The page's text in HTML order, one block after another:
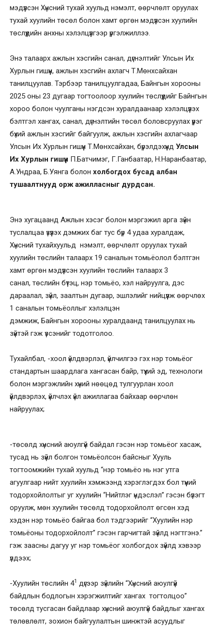
мэдүүлсэн Хүнсний тухай хуульд нэмэлт, өөрчлөлт оруулах
тухай хуулийн төсөл болон хамт өргөн мэдүүлсэн хуулийн
төслүүдийн анхны хэлэлцүүлгээр үргэлжиллээ.
Энэ талаарх ажлын хэсгийн санал, дүгнэлтийг Улсын Их
Хурлын гишүүн, ажлын хэсгийн ахлагч Т.Мөнхсайхан
танилцуулав. Тэрбээр танилцуулгадаа, Байнгын хорооны
2025 оны 23 дугаар тогтоолоор хуулийн төслүүдийг Байнгын
хороо болон чуулганы нэгдсэн хуралдаанаар хэлэлцүүлэх
бэлтгэл хангах, санал, дүгнэлтийн төсөл боловсруулах үүрэг
бүхий ажлын хэсгийг байгуулж, ажлын хэсгийн ахлагчаар
Улсын Их Хурлын гишүүн Т.Мөнхсайхан, бүрэлдэхүүнд Улсын
Их Хурлын гишүүн П.Батчимэг, Г.Ганбаатар, Н.Наранбаатар,
А.Ундраа, Б.Уянга болон холбогдох бусад албан
тушаалтнууд орж ажилласныг дурдсан.
Энэ хугацаанд Ажлын хэсэг болон мэргэжил арга зүйн
туслалцаа үзүүлэх дэмжих баг тус бүр 4 удаа хуралдаж,
Хүнсний тухайхуульд нэмэлт, өөрчлөлт оруулах тухай
хуулийн төслийн талаарх 19 саналын томьёолол бэлтгэн
хамт өргөн мэдүүлсэн хуулийн төслийн талаарх 3
санал, төслийн бүтэц, нэр томьёо, хэл найруулга, дэс
дараалал, зүйл, заалтын дугаар, эшлэлийг нийцүүлж өөрчлөх
1 саналын томьёоллыг хэлэлцэн
дэмжиж, Байнгын хорооны хуралдаанд танилцуулах нь
зүйтэй гэж үзсэнийг тодотголоо.
Тухайлбал, -хоол үйлдвэрлэл, үйлчилгээ гэх нэр томьёог
стандартын шаардлага хангасан байр, түүхий эд, технологи
болон мэргэжлийн хүний нөөцөд тулгуурлан хоол
үйлдвэрлэх, үйлчлэх үйл ажиллагаа байхаар өөрчлөн
найруулах;
-төсөлд хүнсний аюулгүй байдал гэсэн нэр томьёог хасаж,
тусад нь зүйл болгон томьёолсон байсныг Хууль
тогтоомжийн тухай хуульд “нэр томьёо нь нэг утга
агуулгаар нийт хуулийн хэмжээнд хэрэглэгдэх бол түүний
тодорхойлолтыг уг хуулийн “Нийтлэг үндэслэл” гэсэн бүлэгт
оруулж, мөн хуулийн төсөлд тодорхойлолт өгсөн хэд
хэдэн нэр томьёо байгаа бол тэдгээрийг “Хуулийн нэр
томьёоны тодорхойлолт” гэсэн гарчигтай зүйлд нэгтгэнэ.”
гэж заасны дагуу уг нэр томьёог холбогдох зүйлд хэвээр
үлдээх;
-Хуулийн төслийн 41 дүгээр зүйлийн “Хүнсний аюулгүй
байдлын бодлогын хэрэгжилтийг хангах тогтолцоо”
төсөлд тусгасан байдлаар хүнсний аюулгүй байдлыг хангах
төлөвлөлт, зохион байгуулалтын шинжтэй асуудлыг